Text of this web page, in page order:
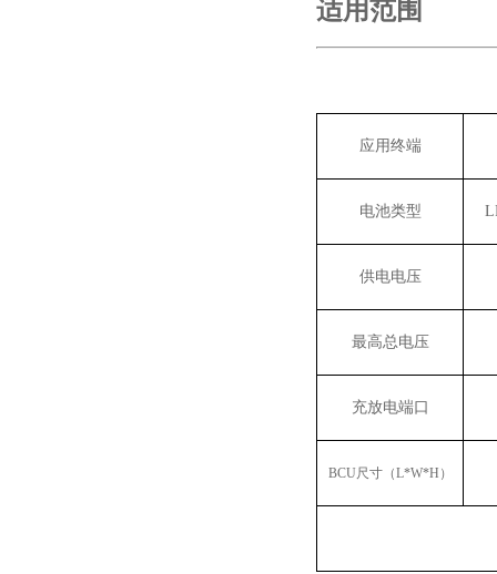
适用范围
应用终端
电池类型
供电电压
最高总电压
充放电端口
BCU尺寸（L*W*H ）